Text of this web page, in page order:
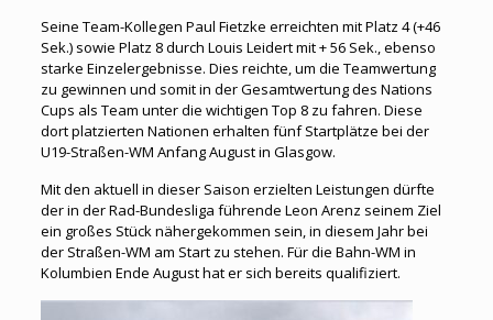
Seine Team-Kollegen Paul Fietzke erreichten mit Platz 4 (+46
Sek.) sowie Platz 8 durch Louis Leidert mit + 56 Sek., ebenso
starke Einzelergebnisse. Dies reichte, um die Teamwertung
zu gewinnen und somit in der Gesamtwertung des Nations
Cups als Team unter die wichtigen Top 8 zu fahren. Diese
dort platzierten Nationen erhalten fünf Startplätze bei der
U19-Straßen-WM Anfang August in Glasgow.
Mit den aktuell in dieser Saison erzielten Leistungen dürfte
der in der Rad-Bundesliga führende Leon Arenz seinem Ziel
ein großes Stück nähergekommen sein, in diesem Jahr bei
der Straßen-WM am Start zu stehen. Für die Bahn-WM in
Kolumbien Ende August hat er sich bereits qualifiziert.